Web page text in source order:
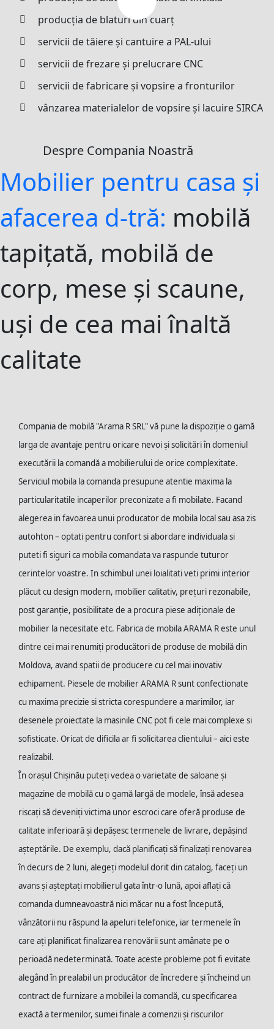
producția de blaturi din cuarț
servicii de tăiere și cantuire a PAL-ului
servicii de frezare și prelucrare CNC
servicii de fabricare și vopsire a fronturilor
vânzarea materialelor de vopsire și lacuire SIRCA
Despre Compania Noastră
Mobilier pentru casa și
afacerea d-tră: mobilă
tapițată, mobilă de
corp, mese și scaune,
uși de cea mai înaltă
calitate
Compania de mobilă "Arama R SRL" vă pune la dispoziție o gamă
larga de avantaje pentru oricare nevoi și solicitări în domeniul
executării la comandă a mobilierului de orice complexitate.
Serviciul mobila la comanda presupune atentie maxima la
particularitatile incaperilor preconizate a fi mobilate. Facand
alegerea in favoarea unui producator de mobila local sau asa zis
autohton – optati pentru confort si abordare individuala si
puteti fi siguri ca mobila comandata va raspunde tuturor
cerintelor voastre. In schimbul unei loialitati veti primi interior
plăcut cu design modern, mobilier calitativ, prețuri rezonabile,
post garanție, posibilitate de a procura piese adiționale de
mobilier la necesitate etc. Fabrica de mobila ARAMA R este unul
dintre cei mai renumiți producători de produse de mobilă din
Moldova, avand spatii de producere cu cel mai inovativ
echipament. Piesele de mobilier ARAMA R sunt confectionate
cu maxima precizie si stricta corespundere a marimilor, iar
desenele proiectate la masinile CNC pot fi cele mai complexe si
sofisticate. Oricat de dificila ar fi solicitarea clientului – aici este
realizabil.
În orașul Chișinău puteți vedea o varietate de saloane și
magazine de mobilă cu o gamă largă de modele, însă adesea
riscați să deveniți victima unor escroci care oferă produse de
calitate inferioară și depășesc termenele de livrare, depășind
așteptările. De exemplu, dacă planificați să finalizați renovarea
în decurs de 2 luni, alegeți modelul dorit din catalog, faceți un
avans și așteptați mobilierul gata într-o lună, apoi aflați că
comanda dumneavoastră nici măcar nu a fost începută,
vânzătorii nu răspund la apeluri telefonice, iar termenele în
care ați planificat finalizarea renovării sunt amânate pe o
perioadă nedeterminată. Toate aceste probleme pot fi evitate
alegând în prealabil un producător de încredere și încheind un
contract de furnizare a mobilei la comandă, cu specificarea
exactă a termenilor, sumei finale a comenzii și riscurilor